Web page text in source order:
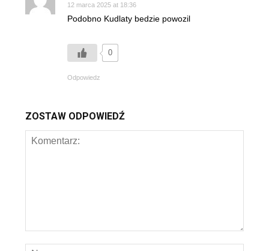
12 marca 2025 at 18:36
Podobno Kudlaty bedzie powozil
0
Odpowiedz
ZOSTAW ODPOWIEDŹ